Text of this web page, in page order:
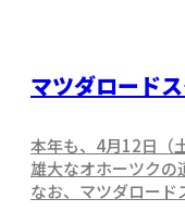
マツダロード
本年も、4月12日（
雄大なオホーツクの
なお、マツダロード